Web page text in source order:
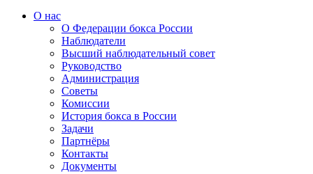
О нас
О Федерации бокса России
Наблюдатели
Высший наблюдательный совет
Руководство
Администрация
Советы
Комиссии
История бокса в России
Задачи
Партнёры
Контакты
Документы